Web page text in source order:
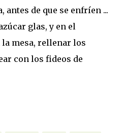
de que se enfríen ...
glas, y en el
mesa, rellenar los
con los fideos de